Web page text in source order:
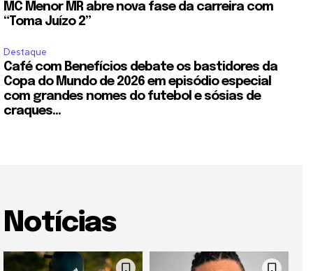
MC Menor MR abre nova fase da carreira com
“Toma Juízo 2”
Destaque
Café com Benefícios debate os bastidores da
Copa do Mundo de 2026 em episódio especial
com grandes nomes do futebol e sósias de
craques...
Notícias